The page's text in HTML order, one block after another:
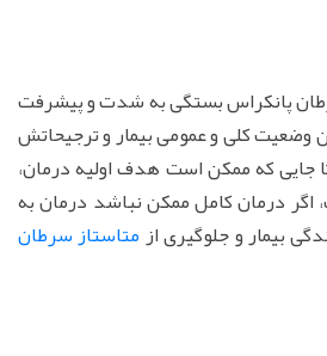
پانکراس بستگی به شدت و پیشرفت
وضعیت کلی و عمومی بیمار و ترجیحاتش
جایی که ممکن است هدف اولیه درمان،
درمان کامل ممکن نباشد درمان به
بیمار و جلوگیری ازمتاستاز سرطان